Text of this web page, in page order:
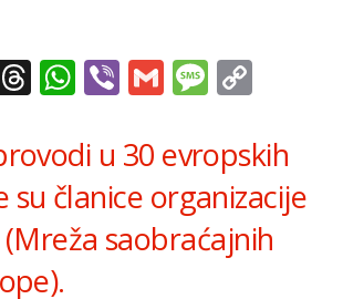
X Threads
WhatsApp
ViberGmail
u 30 evropskih
su članice organizacije
(Mreža saobraćajnih